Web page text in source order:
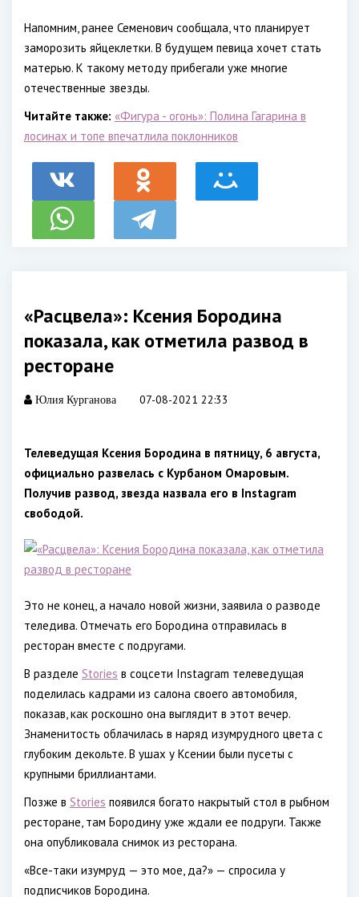
Напомним, ранее Семенович сообщала, что планирует
заморозить яйцеклетки. В будущем певица хочет стать
матерью. К такому методу прибегали уже многие
отечественные звезды.
Читайте также: «Фигура - огонь»: Полина Гагарина в
лосинах и топе впечатлила поклонников
«Расцвела»: Ксения Бородина
показала, как отметила развод в
ресторане
Юлия Курганова 07-08-2021 22:33
Телеведущая Ксения Бородина в пятницу, 6 августа,
официально развелась с Курбаном Омаровым.
Получив развод, звезда назвала его в Instagram
свободой.
Это не конец, а начало новой жизни, заявила о разводе
теледива. Отмечать его Бородина отправилась в
ресторан вместе с подругами.
В разделе Stories в соцсети Instagram телеведущая
поделилась кадрами из салона своего автомобиля,
показав, как роскошно она выглядит в этот вечер.
Знаменитость облачилась в наряд изумрудного цвета с
глубоким декольте. В ушах у Ксении были пусеты с
крупными бриллиантами.
Позже в Stories появился богато накрытый стол в рыбном
ресторане, там Бородину уже ждали ее подруги. Также
она опубликовала снимок из ресторана.
«Все-таки изумруд — это мое, да?» — спросила у
подписчиков Бородина.